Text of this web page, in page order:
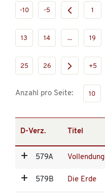
-10 -5 1
13 14 ... 19
25 26 +5
Anzahl pro Seite: 10
D-Verz. Titel
579A Vollendung
579B Die Erde